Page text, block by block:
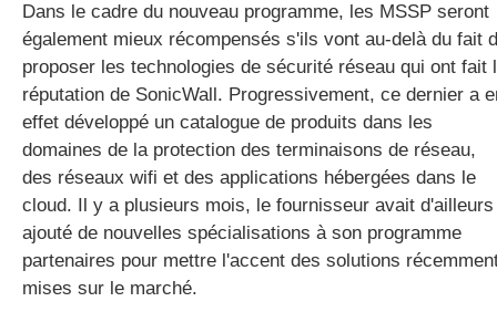
Dans le cadre du nouveau programme, les MSSP seront
également mieux récompensés s'ils vont au-delà du fait
proposer les technologies de sécurité réseau qui ont fait
réputation de SonicWall. Progressivement, ce dernier a
effet développé un catalogue de produits dans les
domaines de la protection des terminaisons de réseau,
des réseaux wifi et des applications hébergées dans le
cloud. Il y a plusieurs mois, le fournisseur avait d'ailleurs
ajouté de nouvelles spécialisations à son programme
partenaires pour mettre l'accent des solutions
mises sur le marché.